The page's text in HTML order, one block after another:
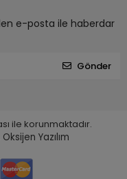
e-posta ile haberdar
Gönder
ile korunmaktadır.
Oksijen Yazılım